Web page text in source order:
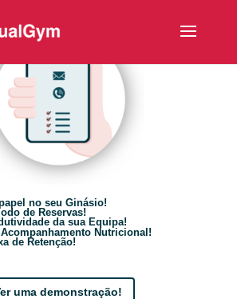
no seu Ginásio!
de Reservas!
da sua Equipa!
Nutricional!
de Retenção!
uma demonstração!